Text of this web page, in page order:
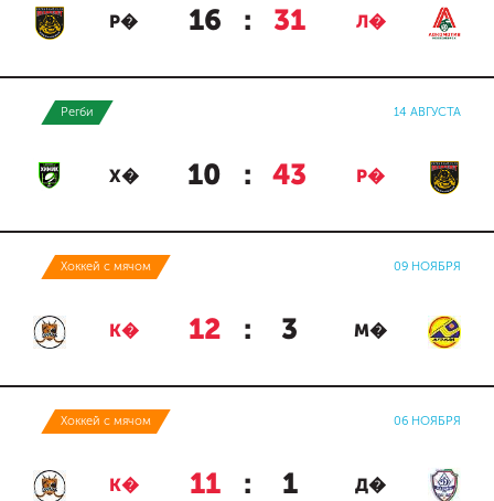
Р� 16 : 31 Л�
Регби 14 АВГУСТА
Х� 10 : 43 Р�
Хоккей с мячом 09 НОЯБРЯ
К� 12 : 3 М�
Хоккей с мячом 06 НОЯБРЯ
К� 11 : 1 Д�